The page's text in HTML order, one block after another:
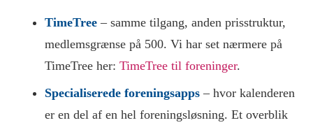
TimeTree – samme tilgang, anden prisstruktur,
medlemsgrænse på 500. Vi har set nærmere på
TimeTree her: TimeTree til foreninger.
Specialiserede foreningsapps – hvor kalenderen
er en del af en hel foreningsløsning. Et overblik